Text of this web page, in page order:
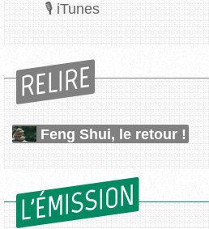
iTunes
RELIRE
Feng Shui, le retour !
L'ÉMISSION